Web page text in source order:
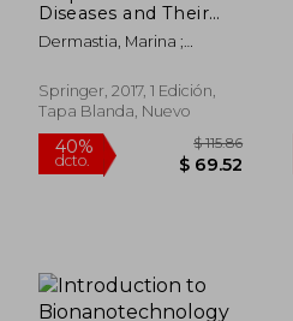
Diseases and Their
Phytoplasma Agents:
Biology and
Dermastia, Marina ;
Constable, Fiona
Springer, 2017, 1 Edición,
Tapa Blanda, Nuevo